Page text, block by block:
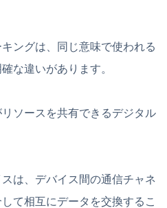
ングは、同じ意味で使われる
な違いがあります。
ソースを共有できるデジタル
は、デバイス間の通信チャネ
て相互にデータを交換するこ